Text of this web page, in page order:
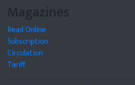
Magazines
Read Online
Subscription
Circulation
Tariff